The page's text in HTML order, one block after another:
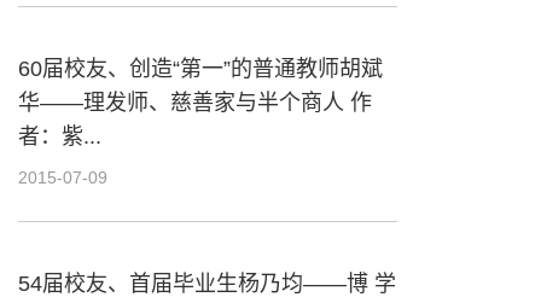
60届校友、创造“第一”的普通教师胡斌
华——理发师、慈善家与半个商人 作
者：紫...
2015-07-09
54届校友、首届毕业生杨乃均——博 学